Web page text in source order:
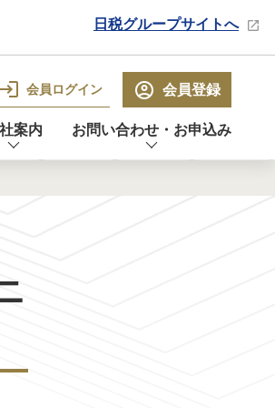
日税グループサイトへ
会員ログイン 会員登録
案内 お問い合わせ・お申込み